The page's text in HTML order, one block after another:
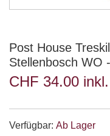
Post House
Stellenbosch WO
CHF 34.00
Verfügbar: Ab Lager